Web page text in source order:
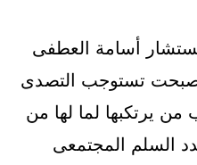
أسامة العطفى
تستوجب التصدى
يرتكبها لما لها من
السلم المجتمعى